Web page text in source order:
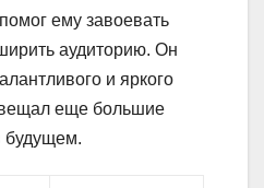
ему завоевать
аудиторию. Он
и яркого
еще большие
будущем.